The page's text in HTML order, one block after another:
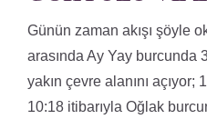
Günün zaman akışı şöyle
arasında Ay Yay burcunda
yakın çevre alanını
10:18 itibarıyla Oğlak